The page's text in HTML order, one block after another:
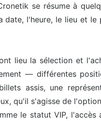
se résume à
l'heure, le lieu et
lieu la sélection et
— différentes
assis, une
qu'il s'agisse de
le statut VIP, l'accès